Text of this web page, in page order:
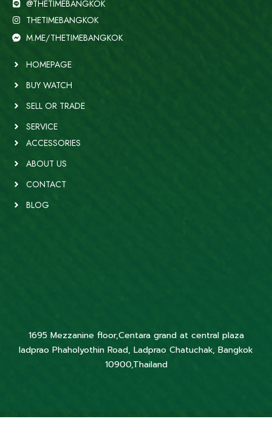
@THETIMEBANGKOK
THETIMEBANGKOK
M.ME/THETIMEBANGKOK
HOMEPAGE
BUY WATCH
SELL OR TRADE
SERVICE
ACCESSORIES
ABOUT US
CONTACT
BLOG
1695 Mezzanine floor,Centara grand at central plaza
ladprao Phaholyothin Road, Ladprao Chatuchak, Bangkok
10900,Thailand